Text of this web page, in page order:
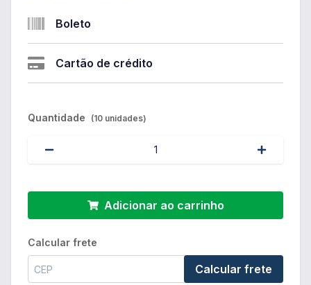
Boleto
Cartão de crédito
Quantidade (10 unidades)
Adicionar ao carrinho
Calcular frete
Calcular frete